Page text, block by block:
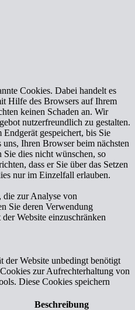
Cookies. Dabei handelt es
Hilfe des Browsers auf Ihrem
keinen Schaden an. Wir
nutzerfreundlich zu gestalten.
gespeichert, bis Sie
Ihren Browser beim nächsten
dies nicht wünschen, so
dass er Sie über das Setzen
nur im Einzelfall erlauben.
die zur Analyse von
Sie deren Verwendung
Website einzuschränken
Website unbedingt benötigt
zur Aufrechterhaltung von
Diese Cookies speichern
Beschreibung